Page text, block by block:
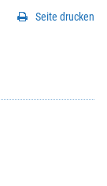
Seite drucken